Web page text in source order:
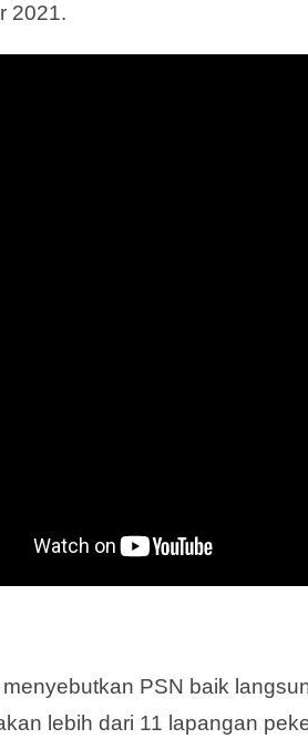
2021.
PSN baik
lebih dari 11 lapangan